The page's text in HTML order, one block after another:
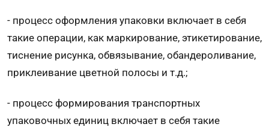
- процесс оформления упаковки включает в себя
такие операции, как маркирование, этикетирование,
тиснение рисунка, обвязывание, обандероливание,
приклеивание цветной полосы и т.д.;
- процесс формирования транспортных
упаковочных единиц включает в себя такие